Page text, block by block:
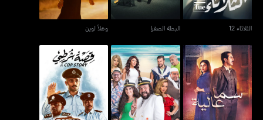
الثلاثاء 12 البطة الصفرا وهلأ لوين
سما عالية حليمو، أسطورة الشواطئ قصة شرطي